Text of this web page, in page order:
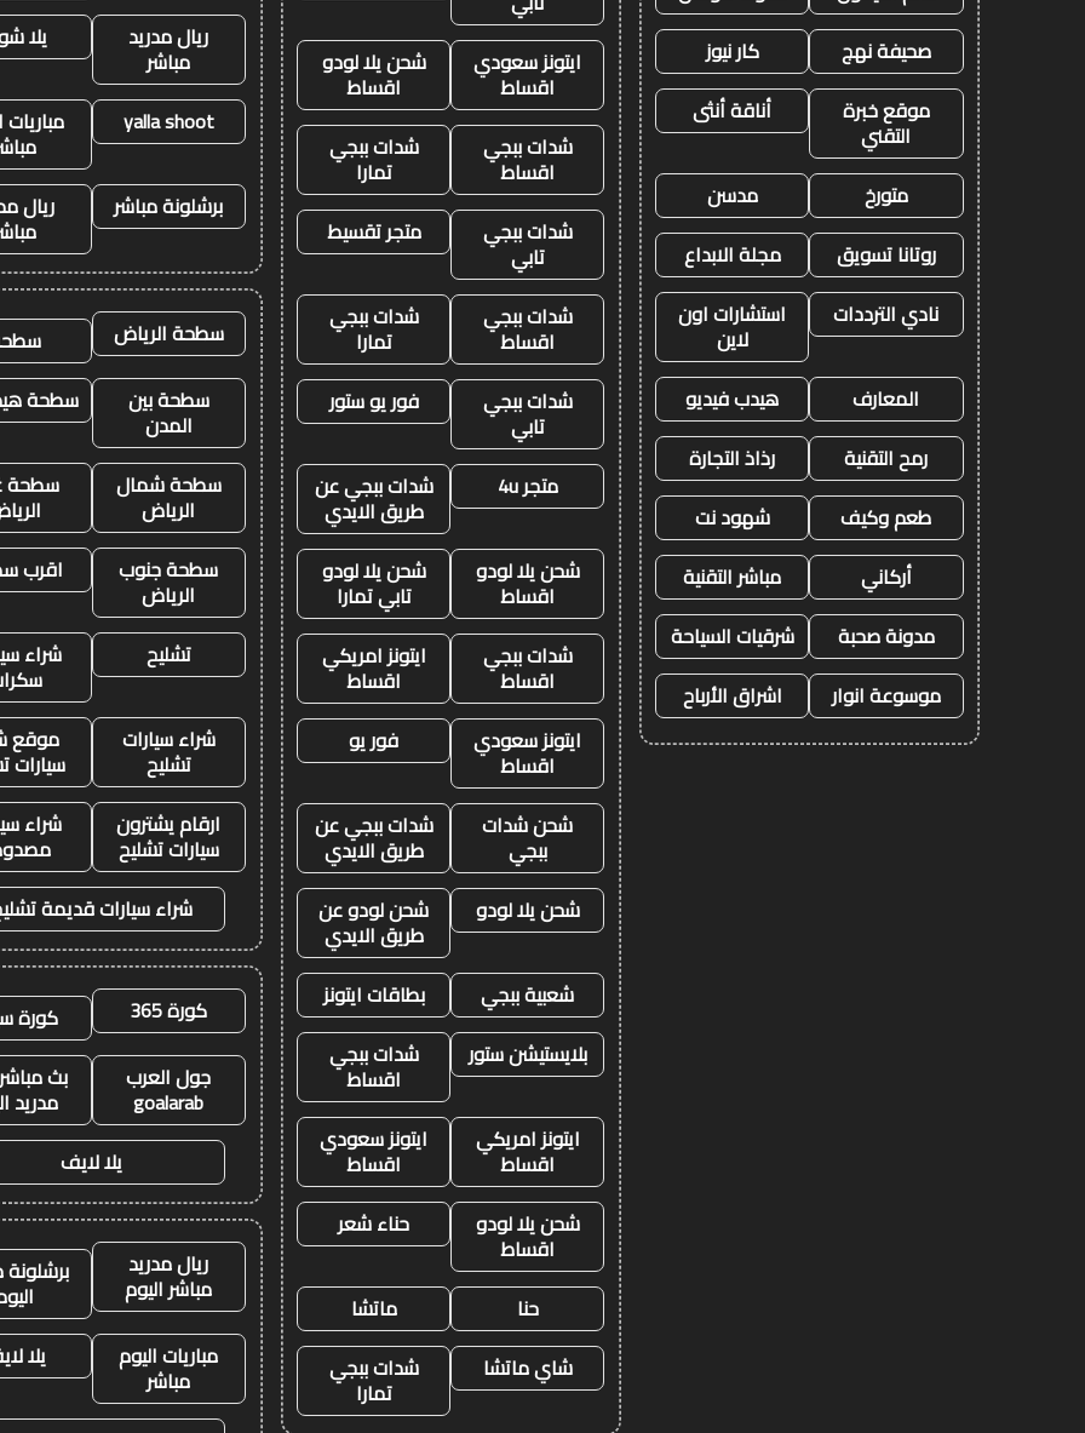
صحيفة نهج
كار نيوز
موقع خبرة
التقني
أناقة أنثى
متورخ
مدسن
روتانا تسويق
مجلة الابداع
نادي الترددات
استشارات اون
لاين
المعارف
هيدب فيديو
رمح التقنية
رذاذ التجارة
طعم وكيف
شهود نت
أركاني
مباشر التقنية
مدونة صحبة
شرقيات السياحة
موسوعة انوار
اشراق الأرباح
ايتونز سعودي
اقساط
شحن يلا لودو
اقساط
شدات ببجي
اقساط
شدات ببجي
تمارا
شدات ببجي
تابي
متجر تقسيط
شدات ببجي
اقساط
شدات ببجي
تمارا
شدات ببجي
تابي
فور يو ستور
متجر 4u شدات ببجي عن
طريق الايدي
شحن يلا لودو
اقساط
شحن يلا لودو
تابي تمارا
شدات ببجي
اقساط
ايتونز امريكي
اقساط
ايتونز سعودي
اقساط
فور يو
شحن شدات
ببجي
شدات ببجي عن
طريق الايدي
شحن يلا لودو
شحن لودو عن
طريق الايدي
شعبية ببجي
بطاقات ايتونز
بلايستيشن ستور
شدات ببجي
اقساط
ايتونز امريكي
اقساط
ايتونز سعودي
اقساط
شحن يلا لودو
اقساط
حناء شعر
حنا
ماتشا
شاي ماتشا
شدات ببجي
تمارا
ريال مدريد
مباشر
يلا
yalla shoot مباريات
برشلونة مباشر
ريال
سطحة الرياض
سطحة بين
المدن
سطحة
سطحة شمال
الرياض
سطحة
سطحة جنوب
الرياض
اقرب
تشليح شراء
شراء سيارات
تشليح
موقع
سيارات
ارقام يشترون
سيارات تشليح
شراء
شراء سيارات قديمة
كورة 365
كورة
جول العرب
goalarab
بث
مدريد
يلا لايف
ريال مدريد
مباشر اليوم برشلونة
مباريات اليوم
مباشر
يلا